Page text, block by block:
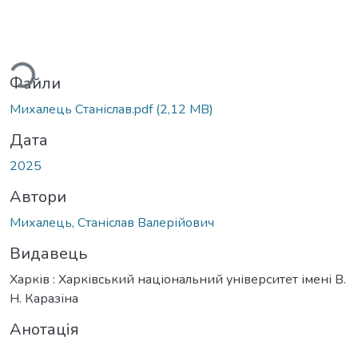
Файли
Михалець Станіслав.pdf(2,12 MB)
Дата
2025
Автори
Михалець, Станіслав Валерійович
Видавець
Харків : Харківський національний університет імені В.
Н. Каразіна
Анотація